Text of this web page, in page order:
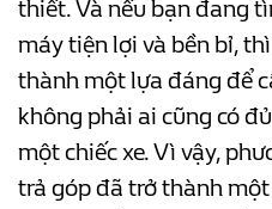
thiết. Và nếu bạn đang
máy tiện lợi và bền bỉ,
thành một lựa đáng để
không phải ai cũng có
một chiếc xe. Vì vậy,
trả góp đã trở thành